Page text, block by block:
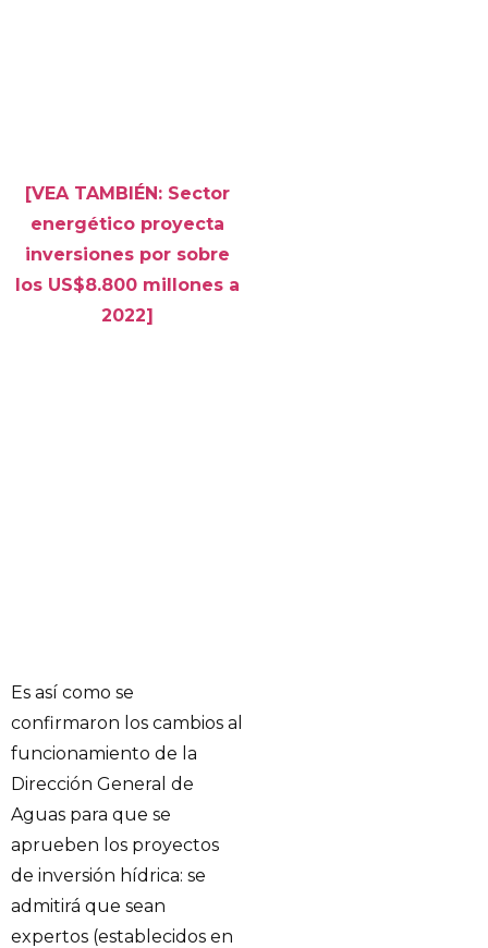
[VEA TAMBIÉN: Sector
energético proyecta
inversiones por sobre
los US$8.800 millones a
2022]
Es así como se
confirmaron los cambios al
funcionamiento de la
Dirección General de
Aguas para que se
aprueben los proyectos
de inversión hídrica: se
admitirá que sean
expertos (establecidos en